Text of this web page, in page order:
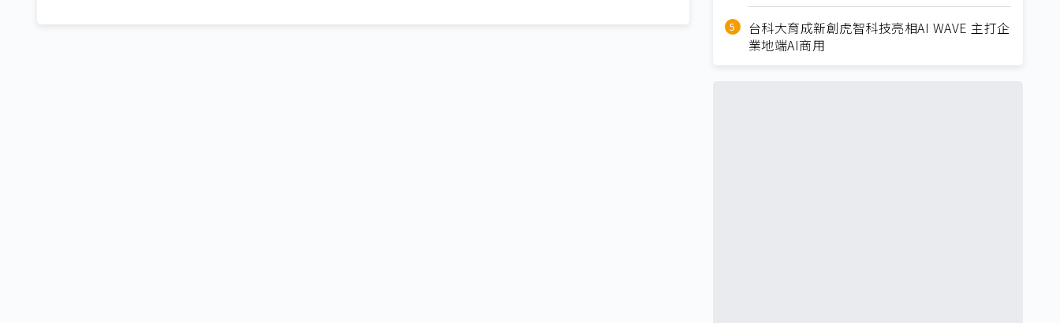
台科大育成新創虎智科技亮相AI WAVE 主打企
業地端AI商用